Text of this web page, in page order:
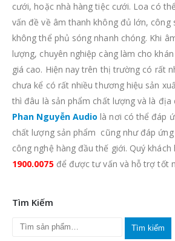
cưới, hoặc nhà hàng tiệc cưới. Loa có
vấn đề về âm thanh không đủ lớn, công
không thể phủ sóng nhanh chóng. Khi
lượng, chuyên nghiệp càng làm cho
giá cao. Hiện nay trên thị trường có rất
chưa kể có rất nhiều thương hiệu sản
thì đâu là sản phẩm chất lượng và là địa
Phan Nguyễn Audio là nơi có thể đáp
chất lượng sản phẩm cũng như đáp
công nghệ hàng đầu thế giới. Quý khách
1900.0075để được tư vấn và hỗ trợ tốt
Tìm Kiếm
Tìm kiếm